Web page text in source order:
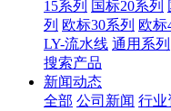
15系列 国标20系列
列 欧标30系列 欧标
LY-流水线 通用系列
搜索产品
新闻动态
全部 公司新闻 行业